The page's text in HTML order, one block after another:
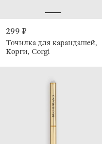
299 ₽
Точилка для карандашей,
Корги, Corgi